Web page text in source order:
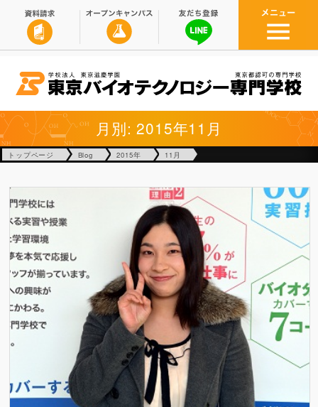
月別: 2015年11月
トップページ Blog 2015年 11月